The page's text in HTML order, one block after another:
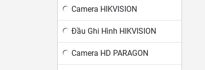
Camera HIKVISION
Đầu Ghi Hình HIKVISION
Camera HD PARAGON